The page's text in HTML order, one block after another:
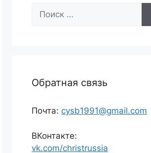
Поиск:
Обратная связь
Почта: cysb1991@gmail.com
ВКонтакте:
vk.com/christrussia